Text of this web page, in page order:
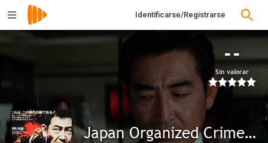
Identificarse/Registrarse
--
Sin valorar
Japan Organized Crime Boss